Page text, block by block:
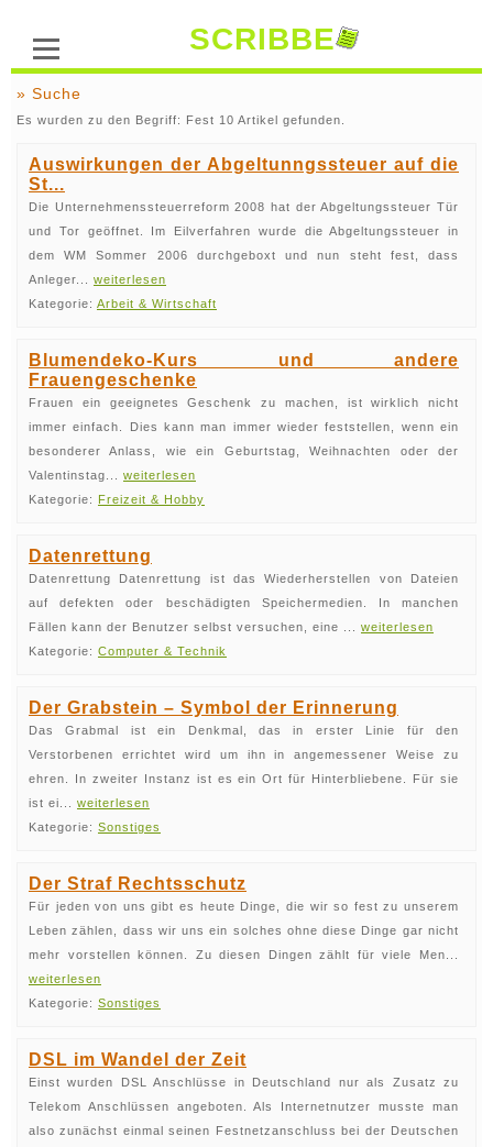
SCRIBBE
» Suche
Es wurden zu den Begriff: Fest 10 Artikel gefunden.
Auswirkungen der Abgeltunngssteuer auf die
St...
Die Unternehmenssteuerreform 2008 hat der Abgeltungssteuer Tür
und Tor geöffnet. Im Eilverfahren wurde die Abgeltungssteuer in
dem WM Sommer 2006 durchgeboxt und nun steht fest, dass
Anleger... weiterlesen
Kategorie: Arbeit & Wirtschaft
Blumendeko-Kurs und andere
Frauengeschenke
Frauen ein geeignetes Geschenk zu machen, ist wirklich nicht
immer einfach. Dies kann man immer wieder feststellen, wenn ein
besonderer Anlass, wie ein Geburtstag, Weihnachten oder der
Valentinstag... weiterlesen
Kategorie: Freizeit & Hobby
Datenrettung
Datenrettung Datenrettung ist das Wiederherstellen von Dateien
auf defekten oder beschädigten Speichermedien. In manchen
Fällen kann der Benutzer selbst versuchen, eine ... weiterlesen
Kategorie: Computer & Technik
Der Grabstein – Symbol der Erinnerung
Das Grabmal ist ein Denkmal, das in erster Linie für den
Verstorbenen errichtet wird um ihn in angemessener Weise zu
ehren. In zweiter Instanz ist es ein Ort für Hinterbliebene. Für sie
ist ei... weiterlesen
Kategorie: Sonstiges
Der Straf Rechtsschutz
Für jeden von uns gibt es heute Dinge, die wir so fest zu unserem
Leben zählen, dass wir uns ein solches ohne diese Dinge gar nicht
mehr vorstellen können. Zu diesen Dingen zählt für viele Men...
weiterlesen
Kategorie: Sonstiges
DSL im Wandel der Zeit
Einst wurden DSL Anschlüsse in Deutschland nur als Zusatz zu
Telekom Anschlüssen angeboten. Als Internetnutzer musste man
also zunächst einmal seinen Festnetzanschluss bei der Deutschen